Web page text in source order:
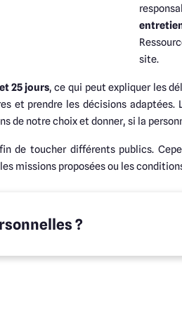
site.
25 jours, ce qui peut expliquer les
et prendre les décisions
de notre choix et donner, si la
de toucher différents publics.
missions proposées ou les
?